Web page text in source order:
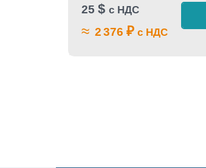
25 $ с НДС
≈ 2 376 ₽ с НДС